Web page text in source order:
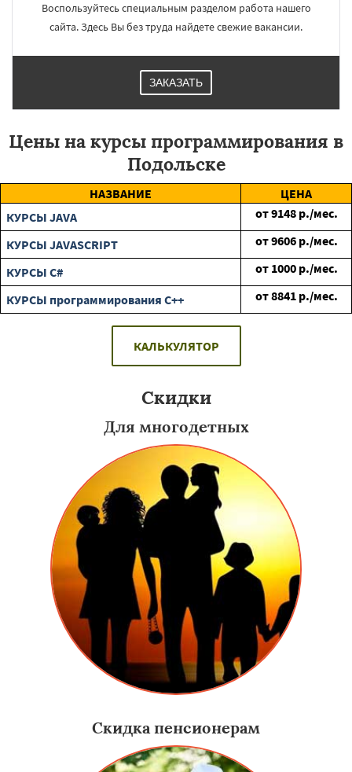
Воспользуйтесь специальным разделом работа нашего
сайта. Здесь Вы без труда найдете свежие вакансии.
ЗАКАЗАТЬ
Цены на курсы программирования в
Подольске
НАЗВАНИЕ
ЦЕНА
КУРСЫ JAVA
от9148 р./мес.
КУРСЫ JAVASCRIPT
от9606 р./мес.
КУРСЫ C#
от 1000 р./мес.
КУРСЫ программирования C++
от8841 р./мес.
КАЛЬКУЛЯТОР
Скидки
Для многодетных
Скидка пенсионерам